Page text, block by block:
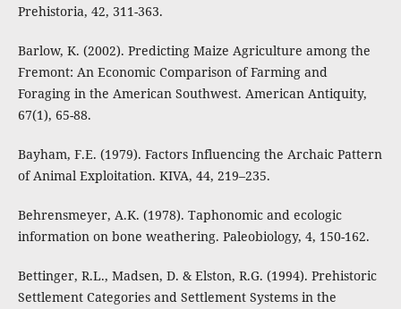
Prehistoria, 42, 311-363.
Barlow, K. (2002). Predicting Maize Agriculture among the
Fremont: An Economic Comparison of Farming and
Foraging in the American Southwest. American Antiquity,
67(1), 65-88.
Bayham, F.E. (1979). Factors Influencing the Archaic Pattern
of Animal Exploitation. KIVA, 44, 219–235.
Behrensmeyer, A.K. (1978). Taphonomic and ecologic
information on bone weathering. Paleobiology, 4, 150-162.
Bettinger, R.L., Madsen, D. & Elston, R.G. (1994). Prehistoric
Settlement Categories and Settlement Systems in the